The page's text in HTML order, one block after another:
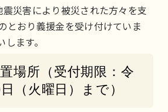
災害により被災された方々を支
とおり義援金を受け付けていま
ます。
場所（受付期限：令
（火曜日）まで）